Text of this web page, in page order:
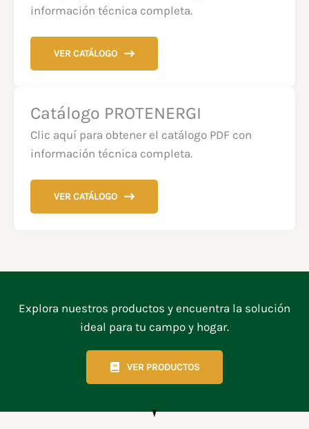
información técnica completa.
VER CATÁLOGO
Catálogo PROTENERGI
Clic aquí para obtener el catálogo PDF con
información técnica completa.
VER CATÁLOGO
Explora nuestros productos y encuentra la solución
ideal para tu campo y hogar.
VER PRODUCTOS